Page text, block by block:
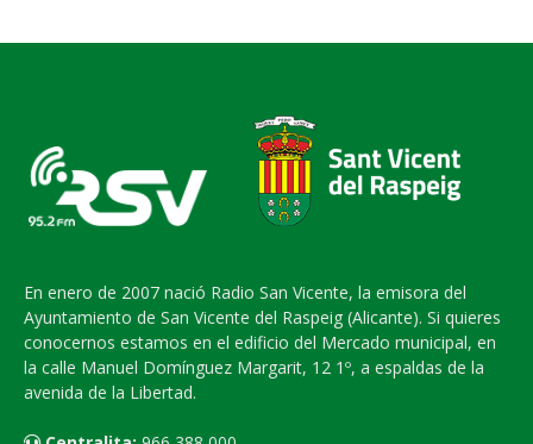
En enero de 2007 nació Radio San Vicente, la emisora del
Ayuntamiento de San Vicente del Raspeig (Alicante). Si quieres
conocernos estamos en el edificio del Mercado municipal, en
la calle Manuel Domínguez Margarit, 12 1º, a espaldas de la
avenida de la Libertad.